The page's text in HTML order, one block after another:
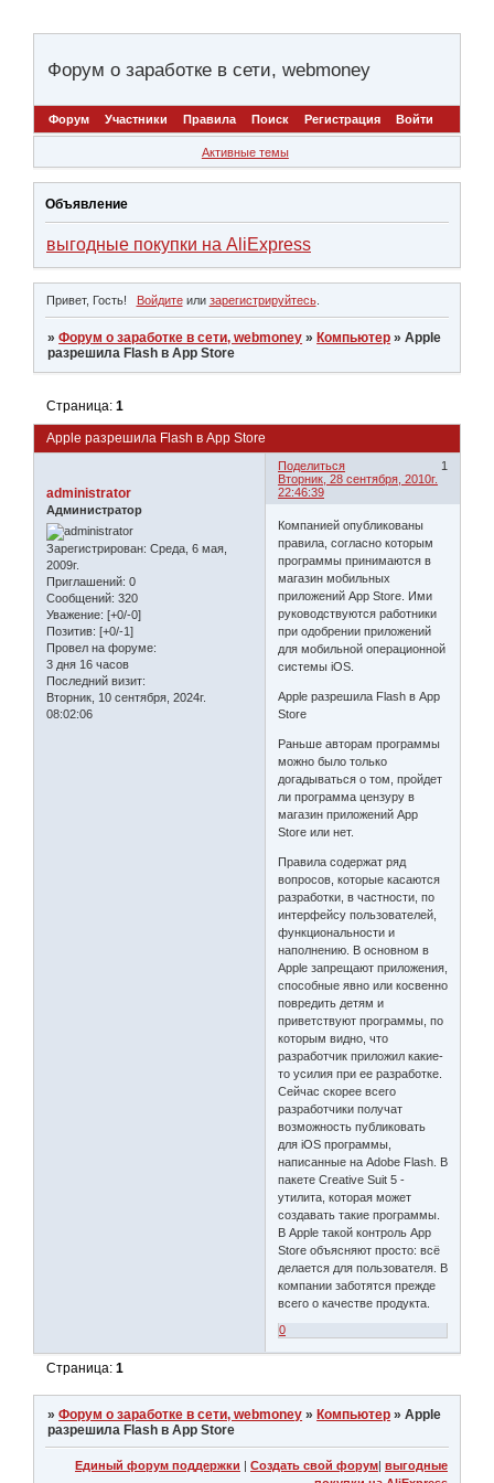
Форум о заработке в сети, webmoney
Форум Участники Правила Поиск Регистрация Войти
Активные темы
Объявление
выгодные покупки на AliExpress
Привет, Гость! Войдитеили зарегистрируйтесь.
»Форум о заработке в сети, webmoney » Компьютер »Apple
разрешила Flash в App Store
Apple разрешила Flash в App Store
Страница:1
Поделиться
1
Вторник, 28 сентября, 2010г.
22:46:39
administrator
Администратор
Зарегистрирован: Среда, 6 мая,
2009г.
Приглашений: 0
Сообщений: 320
Уважение: [+0/-0]
Позитив: [+0/-1]
Провел на форуме:
3 дня 16 часов
Последний визит:
Вторник, 10 сентября, 2024г.
08:02:06
Компанией опубликованы
правила, согласно которым
программы принимаются в
магазин мобильных
приложений App Store. Ими
руководствуются работники
при одобрении приложений
для мобильной операционной
системы iOS.
Apple разрешила Flash в App
Store
Раньше авторам программы
можно было только
догадываться о том, пройдет
ли программа цензуру в
магазин приложений App
Store или нет.
Правила содержат ряд
вопросов, которые касаются
разработки, в частности, по
интерфейсу пользователей,
функциональности и
наполнению. В основном в
Apple запрещают приложения,
способные явно или косвенно
повредить детям и
приветствуют программы, по
которым видно, что
разработчик приложил какие-
то усилия при ее разработке.
Сейчас скорее всего
разработчики получат
возможность публиковать
для iOS программы,
написанные на Adobe Flash. В
пакете Creative Suit 5 -
утилита, которая может
создавать такие программы.
В Apple такой контроль App
Store объясняют просто: всё
делается для пользователя. В
компании заботятся прежде
всего о качестве продукта.
0
Страница:1
»Форум о заработке в сети, webmoney » Компьютер »Apple
разрешила Flash в App Store
Единый форум поддержки | Создать свой форум| выгодные